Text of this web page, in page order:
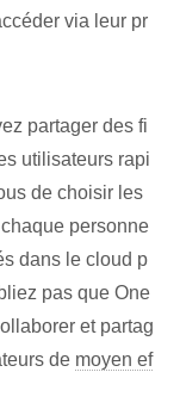
via leur pr
partager des fi
utilisateurs rapi
de choisir les
personne
dans le cloud p
pas que One
et partag
de moyen ef